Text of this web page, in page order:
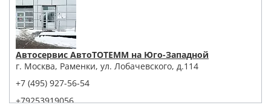
Автосервис АвтоТОТЕММ на Юго-Западной
г. Москва, Раменки, ул. Лобачевского, д.114
+7 (495) 927-56-54
+79253919056